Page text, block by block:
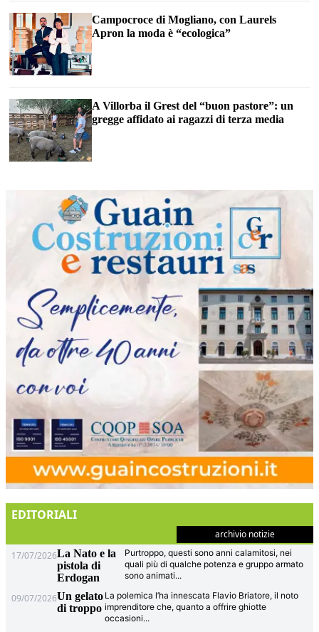
Campocroce di Mogliano, con Laurels
Apron la moda è “ecologica”
A Villorba il Grest del “buon pastore”: un
gregge affidato ai ragazzi di terza media
EDITORIALI
archivio notizie
17/07/2026La Nato e la
pistola di
Erdogan
Purtroppo, questi sono anni calamitosi, nei
quali più di qualche potenza e gruppo armato
sono animati...
09/07/2026Un gelato
di troppo
La polemica l’ha innescata Flavio Briatore, il noto
imprenditore che, quanto a offrire ghiotte
occasioni...